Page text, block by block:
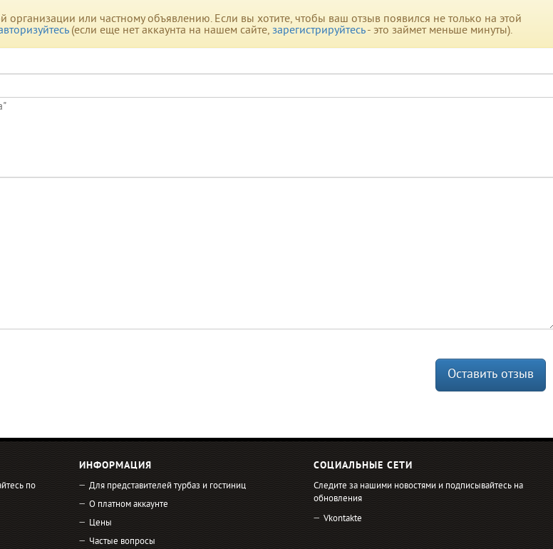
или частному объявлению. Если вы хотите, чтобы ваш отзыв появился не только на этой
(если еще нет аккаунта на нашем сайте, зарегистрируйтесь- это займет меньше минуты).
Оставить отзыв
по
ИНФОРМАЦИЯ
Для представителей турбаз и гостиниц
О платном аккаунте
Цены
Частые вопросы
СОЦИАЛЬНЫЕ СЕТИ
Следите за нашими новостями и подписывайтесь на
обновления
Vkontakte